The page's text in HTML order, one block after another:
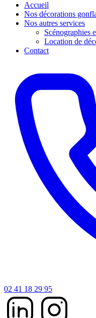
Accueil
Nos décorations
Nos autres services
Scénographies
Location de
Contact
02 41 18 29 95